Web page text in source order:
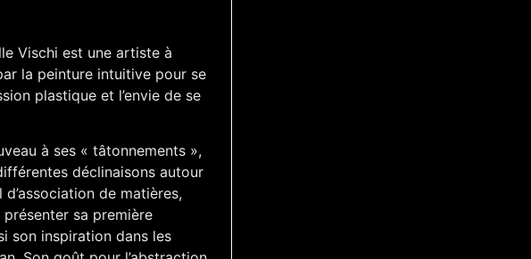
Vischi est une artiste à
la peinture intuitive pour se
plastique et l’envie de se
à ses « tâtonnements »,
déclinaisons autour
de matières,
sa première
son inspiration dans les